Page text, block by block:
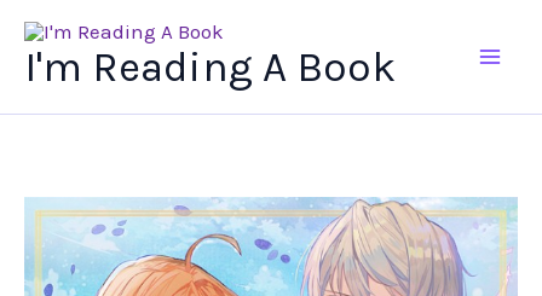
I'm Reading A Book